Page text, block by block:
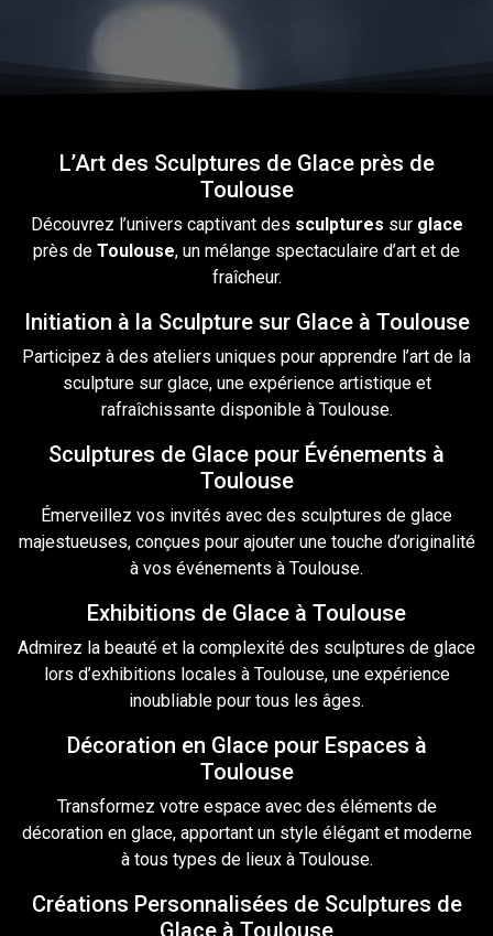
L’Art des Sculptures de Glace près de
Toulouse
Découvrez l’univers captivant des sculptures sur glace
près de Toulouse, un mélange spectaculaire d’art et de
fraîcheur.
Initiation à la Sculpture sur Glace à Toulouse
Participez à des ateliers uniques pour apprendre l’art de la
sculpturesur glace, une expérience artistique et
rafraîchissante disponible à Toulouse.
Sculptures de Glace pour Événements à
Toulouse
Émerveillez vos invités avec des sculptures de glace
majestueuses, conçues pour ajouter une touche d’originalité
à vos événements à Toulouse.
Exhibitions de Glace à Toulouse
Admirez la beauté et la complexité des sculptures de glace
lors d’exhibitions locales à Toulouse, une expérience
inoubliable pour tous les âges.
Décoration en Glace pour Espaces à
Toulouse
Transformez votre espace avec des éléments de
décoration en glace, apportant un style élégant et moderne
à tous types de lieux à Toulouse.
Créations Personnalisées de Sculptures de
Glace à Toulouse